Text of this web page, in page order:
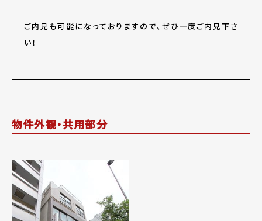
ご内見も可能になっておりますので、ぜひ一度ご内見下さ
い！
物件外観・共用部分